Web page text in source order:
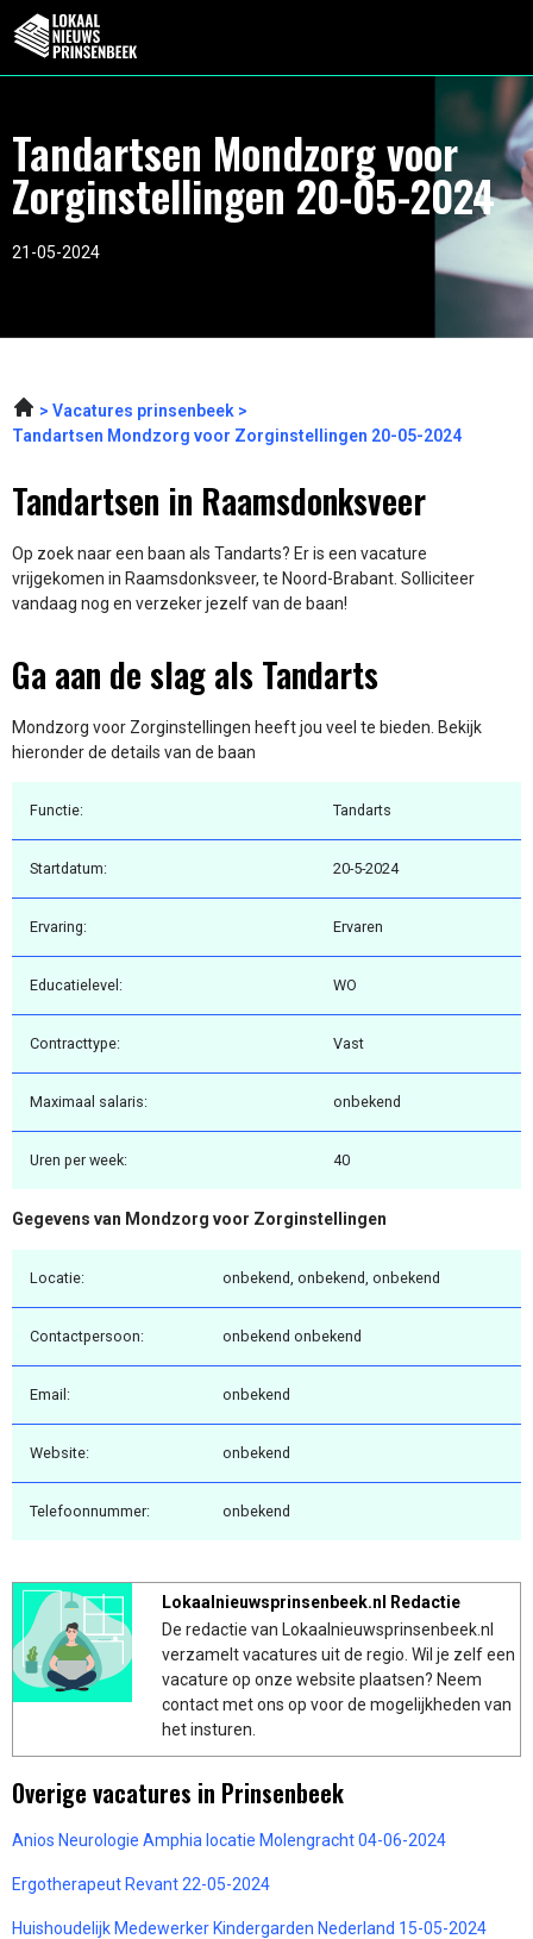
Tandartsen Mondzorg voor
Zorginstellingen 20-05-2024
21-05-2024
Vacatures prinsenbeek
Tandartsen Mondzorg voor Zorginstellingen 20-05-2024
Tandartsen in Raamsdonksveer
Op zoek naar een baan als Tandarts? Er is een vacature
vrijgekomen in Raamsdonksveer, te Noord-Brabant. Solliciteer
vandaag nog en verzeker jezelf van de baan!
Ga aan de slag als Tandarts
Mondzorg voor Zorginstellingen heeft jou veel te bieden. Bekijk
hieronder de details van de baan
Functie: Tandarts
Startdatum: 20-5-2024
Ervaring: Ervaren
Educatielevel: WO
Contracttype: Vast
Maximaal salaris: onbekend
Uren per week: 40
Gegevens van Mondzorg voor Zorginstellingen
Locatie: onbekend, onbekend, onbekend
Contactpersoon: onbekend onbekend
Email: onbekend
Website: onbekend
Telefoonnummer: onbekend
Lokaalnieuwsprinsenbeek.nl Redactie
De redactie van Lokaalnieuwsprinsenbeek.nl
verzamelt vacatures uit de regio. Wil je zelf een
vacature op onze website plaatsen? Neem
contact met ons op voor de mogelijkheden van
het insturen.
Overige vacatures in Prinsenbeek
Anios Neurologie Amphia locatie Molengracht 04-06-2024
Ergotherapeut Revant 22-05-2024
Huishoudelijk Medewerker Kindergarden Nederland 15-05-2024